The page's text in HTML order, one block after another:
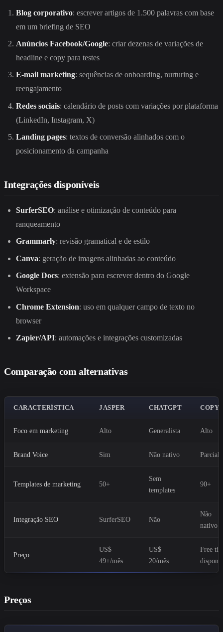
Blog corporativo: escrever artigos de 1.500 palavras com base
em um briefing de SEO
Anúncios Facebook/Google: criar dezenas de variações de
headline e copy para testes
E-mail marketing: sequências de onboarding, nurturing e
reengajamento
Redes sociais: calendário de posts com variações por plataforma
(LinkedIn, Instagram, X)
Landing pages: textos de conversão alinhados com o
posicionamento da campanha
Integrações disponíveis
SurferSEO: análise e otimização de conteúdo para
ranqueamento
Grammarly: revisão gramatical e de estilo
Canva: geração de imagens alinhadas ao conteúdo
Google Docs: extensão para escrever dentro do Google
Workspace
Chrome Extension: uso em qualquer campo de texto no
browser
Zapier/API: automações e integrações customizadas
Comparação com alternativas
CARACTERÍSTICA JASPER CHATGPT
Foco em marketing Alto Generalista Alto
Brand Voice Sim Não nativo Parcial
Templates de marketing 50+
Sem
templates
90+
Integração SEO SurferSEO Não
Não
nativo
Preço
US$
49+/mês
US$
20/mês
Free
Preços